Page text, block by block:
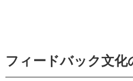
フィードバック文化